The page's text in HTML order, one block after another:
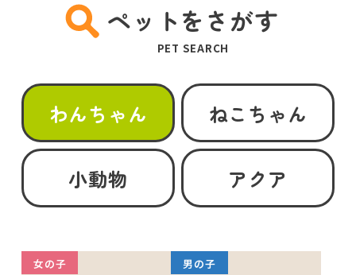
ペットをさがす
PET SEARCH
わんちゃん ねこちゃん
小動物 アクア
女の子 男の子